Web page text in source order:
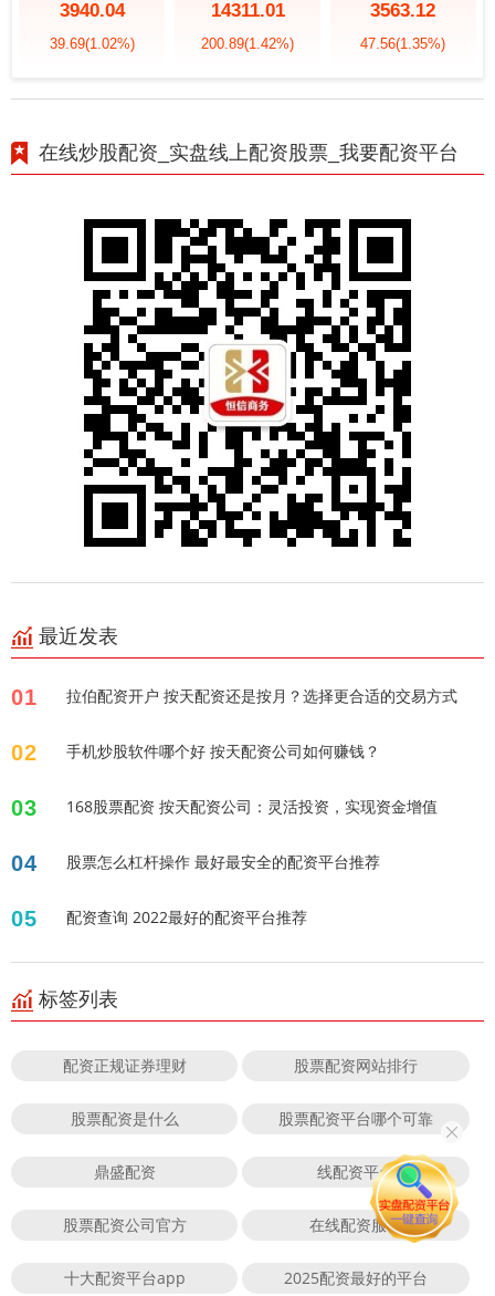
3940.04
39.69(1.02%)
14311.01
200.89(1.42%)
3563.12
47.56(1.35%)
在线炒股配资_实盘线上配资股票_我要配资平台
最近发表
01 拉伯配资开户 按天配资还是按月？选择更合适的交易方式
02 手机炒股软件哪个好 按天配资公司如何赚钱？
03 168股票配资 按天配资公司：灵活投资，实现资金增值
04 股票怎么杠杆操作 最好最安全的配资平台推荐
05 配资查询 2022最好的配资平台推荐
标签列表
配资正规证券理财 股票配资网站排行
股票配资是什么 股票配资平台哪个可靠
鼎盛配资 线配资平台
股票配资公司官方 在线配资服务
十大配资平台app 2025配资最好的平台